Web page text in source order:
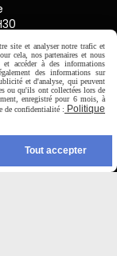
site et analyser notre trafic et
cela, nos partenaires et nous
accéder à des informations
des informations sur
et d'analyse, qui peuvent
ou qu'ils ont collectées lors de
enregistré pour 6 mois, à
de confidentialité : Politique
Tout accepter